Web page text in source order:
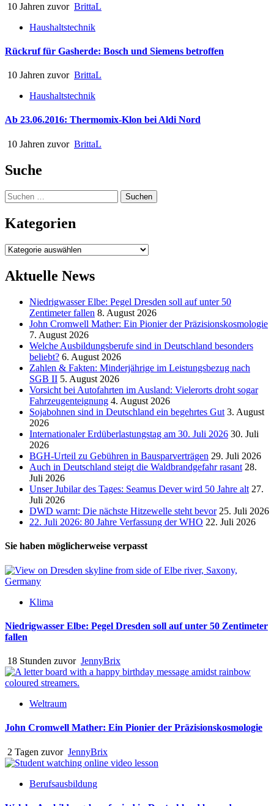
10 Jahren zuvor BrittaL
Haushaltstechnik
Rückruf für Gasherde: Bosch und Siemens betroffen
10 Jahren zuvor BrittaL
Haushaltstechnik
Ab 23.06.2016: Thermomix-Klon bei Aldi Nord
10 Jahren zuvor BrittaL
Suche
Suchen
nach:
Kategorien
Kategorien
Aktuelle News
Niedrigwasser Elbe: Pegel Dresden soll auf unter 50
Zentimeter fallen 8. August 2026
John Cromwell Mather: Ein Pionier der Präzisionskosmologie
7. August 2026
Welche Ausbildungsberufe sind in Deutschland besonders
beliebt? 6. August 2026
Zahlen & Fakten: Minderjährige im Leistungsbezug nach
SGB II 5. August 2026
Vorsicht bei Autofahrten im Ausland: Vielerorts droht sogar
Fahrzeugenteignung 4. August 2026
Sojabohnen sind in Deutschland ein begehrtes Gut 3. August
2026
Internationaler Erdüberlastungstag am 30. Juli 2026 30. Juli
2026
BGH-Urteil zu Gebühren in Bausparverträgen 29. Juli 2026
Auch in Deutschland steigt die Waldbrandgefahr rasant 28.
Juli 2026
Unser Jubilar des Tages: Seamus Dever wird 50 Jahre alt 27.
Juli 2026
DWD warnt: Die nächste Hitzewelle steht bevor 25. Juli 2026
22. Juli 2026: 80 Jahre Verfassung der WHO 22. Juli 2026
Sie haben möglicherweise verpasst
Klima
Niedrigwasser Elbe: Pegel Dresden soll auf unter 50 Zentimeter
fallen
18 Stunden zuvor JennyBrix
Weltraum
John Cromwell Mather: Ein Pionier der Präzisionskosmologie
2 Tagen zuvor JennyBrix
Berufsausbildung